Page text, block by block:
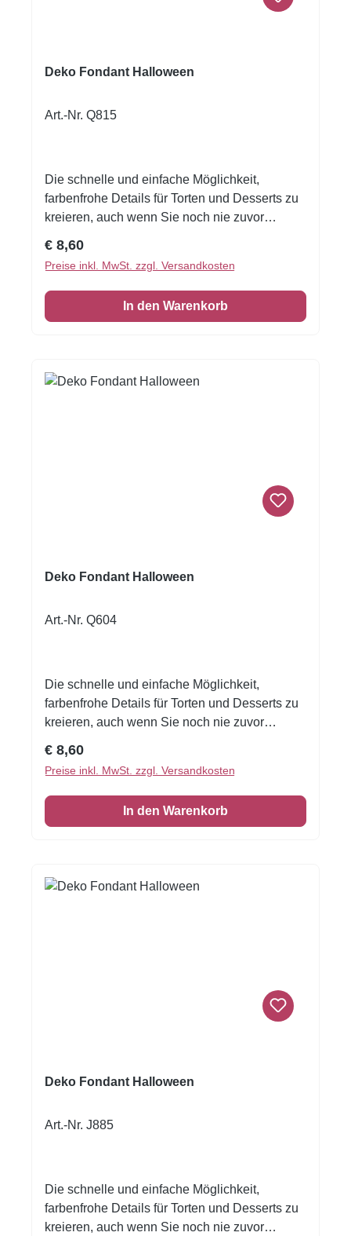
Deko Fondant Halloween
Art.-Nr. Q815
Die schnelle und einfache Möglichkeit,
farbenfrohe Details für Torten und Desserts zu
kreieren, auch wenn Sie noch nie zuvor
schneiden oder stanzen Sie jede beliebige
Form - keine Vorbereitung. Fondantfolie hat
einen leichten, süßen Geschmack. Auch das
Einschlagen von Keksen oder Kuchen ist
Regulärer Preis:
€ 8,60
Preise inkl. MwSt. zzgl. Versandkosten
In den Warenkorb
Deko Fondant Halloween
Art.-Nr. Q604
Die schnelle und einfache Möglichkeit,
farbenfrohe Details für Torten und Desserts zu
kreieren, auch wenn Sie noch nie zuvor
schneiden oder stanzen Sie jede beliebige
Form - keine Vorbereitung. Fondantfolie hat
einen leichten, süßen Geschmack. Auch das
Einschlagen von Keksen oder Kuchen ist
Regulärer Preis:
€ 8,60
Preise inkl. MwSt. zzgl. Versandkosten
In den Warenkorb
Deko Fondant Halloween
Art.-Nr. J885
Die schnelle und einfache Möglichkeit,
farbenfrohe Details für Torten und Desserts zu
kreieren, auch wenn Sie noch nie zuvor